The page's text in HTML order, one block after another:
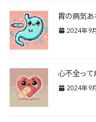
胃の病気
2024年9
心不全って
2024年9